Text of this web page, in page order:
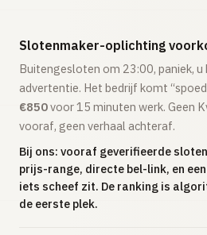
Slotenmaker-oplichting
Buitengesloten om 23:00, paniek,
advertentie. Het bedrijf komt
€850voor 15 minuten werk. Geen
vooraf, geen verhaal achteraf.
Bij ons: vooraf geverifieerde
prijs-range, directe bel-link, en
iets scheef zit. De ranking is
de eerste plek.